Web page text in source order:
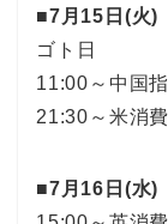
■7月15日(火)
ゴト日
11:00～中国
21:30～米消
■7月16日(水)